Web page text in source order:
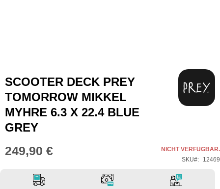
Zum
Anfang
der
Bildgalerie
springen
SCOOTER DECK PREY
TOMORROW MIKKEL
MYHRE 6.3 X 22.4 BLUE
GREY
249,90 €
NICHT VERFÜGBAR.
SKU
12469